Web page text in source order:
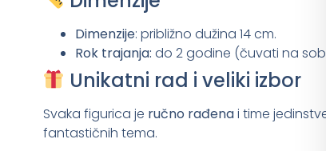
Dimenzije: približno dužina 14 cm.
Rok trajanja: do 2 godine (čuvati na
Unikatni rad i veliki izbor
Svaka figurica je ručno rađenai time
fantastičnih tema.